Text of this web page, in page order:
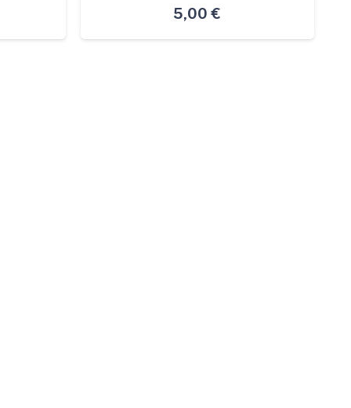
5,00 €